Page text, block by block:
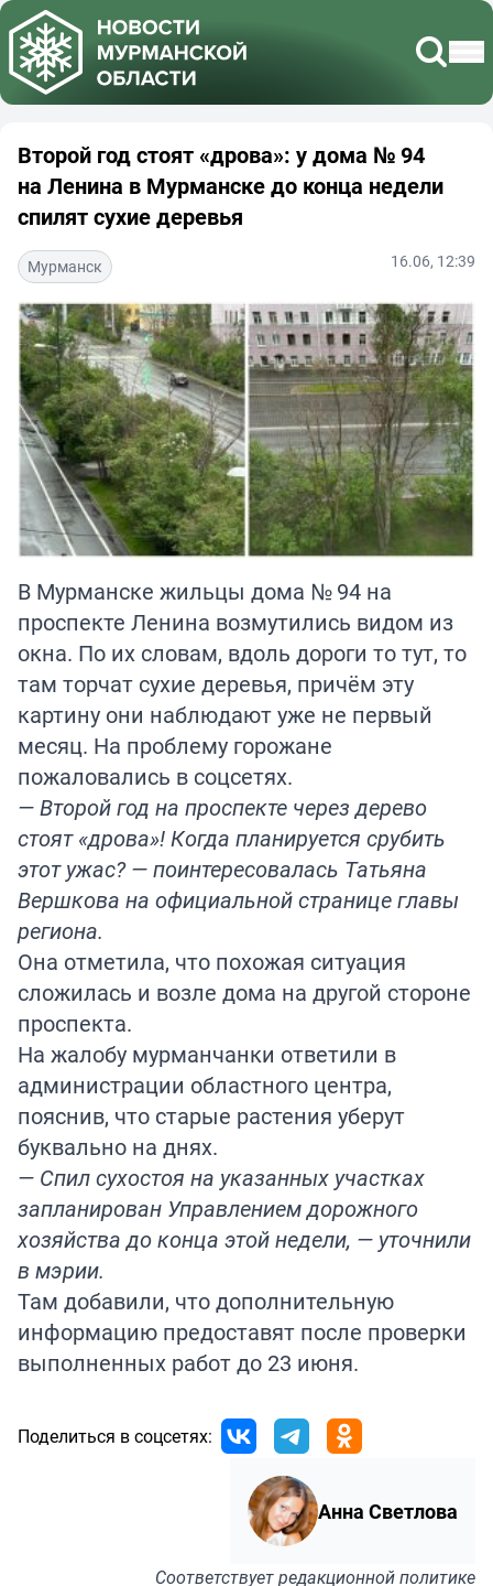
Второй год стоят «дрова»: у дома № 94
на Ленина в Мурманске до конца недели
спилят сухие деревья
Мурманск 16.06, 12:39
В Мурманске жильцы дома № 94 на
проспекте Ленина возмутились видом из
окна. По их словам, вдоль дороги то тут, то
там торчат сухие деревья, причём эту
картину они наблюдают уже не первый
месяц. На проблему горожане
пожаловались в соцсетях.
— Второй год на проспекте через дерево
стоят «дрова»! Когда планируется срубить
этот ужас? — поинтересовалась Татьяна
Вершкова на официальной странице главы
региона.
Она отметила, что похожая ситуация
сложилась и возле дома на другой стороне
проспекта.
На жалобу мурманчанки ответили в
администрации областного центра,
пояснив, что старые растения уберут
буквально на днях.
— Спил сухостоя на указанных участках
запланирован Управлением дорожного
хозяйства до конца этой недели, — уточнили
в мэрии.
Там добавили, что дополнительную
информацию предоставят после проверки
выполненных работ до 23 июня.
Поделиться в соцсетях:
Анна Светлова
Соответствуетредакционной политике